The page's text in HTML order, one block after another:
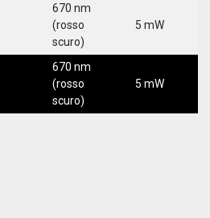
670 nm
(rosso
scuro)
5 mW
670 nm
(rosso
scuro)
5 mW